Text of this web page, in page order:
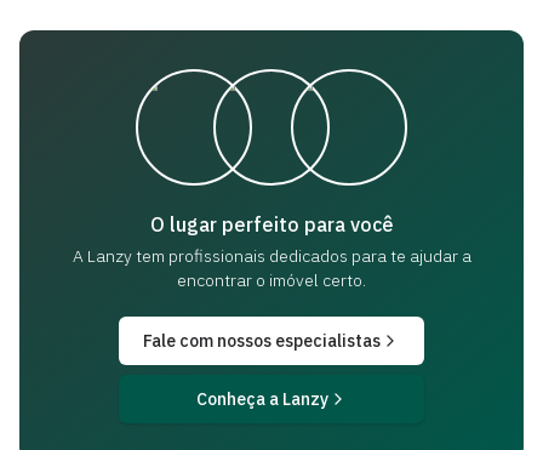
O lugar perfeito para você
A Lanzy tem profissionais dedicados parate ajudar a
encontrar o imóvel certo.
Fale com nossos especialistas
Conheça a Lanzy